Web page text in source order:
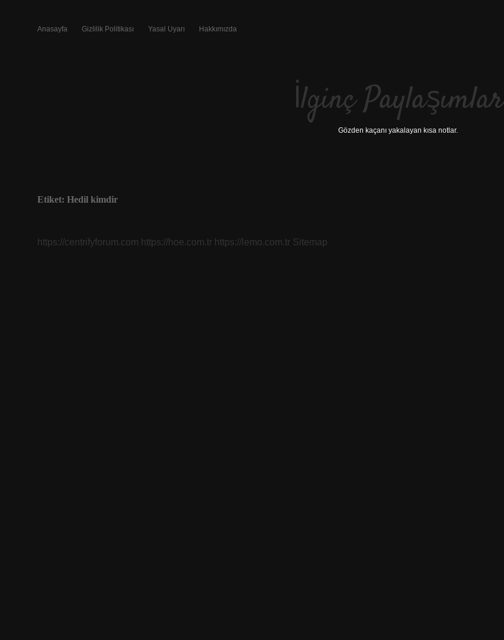
Anasayfa Gizlilik Politikası Yasal Uyarı Hakkımızda
İlginç Paylaşımlar
Gözden kaçanı yakalayan kısa notlar.
Etiket: Hedil kimdir
https://centrifyforum.com https://hoe.com.tr https://lemo.com.tr Sitemap